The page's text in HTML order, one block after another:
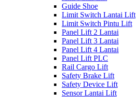
Guide Shoe
Limit Switch Lantai Lift
Limit Switch Pintu Lift
Panel Lift 2 Lantai
Panel Lift 3 Lantai
Panel Lift 4 Lantai
Panel Lift PLC
Rail Cargo Lift
Safety Brake Lift
Safety Device Lift
Sensor Lantai Lift